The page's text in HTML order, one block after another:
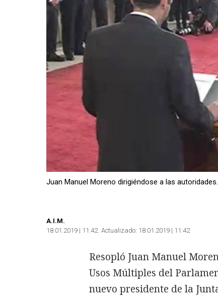
Juan Manuel Moreno dirigiéndose a las
A.I.M.
18.01.2019 | 11:42 Actualizado: 18.01.2019 | 11:42
Resopló Juan Manuel
Usos Múltiples del
nuevo presidente de la